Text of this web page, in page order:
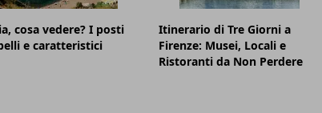
cosa vedere? I posti
e caratteristici
Itinerario di Tre Giorni a
Firenze: Musei, Locali e
Ristoranti da Non Perdere